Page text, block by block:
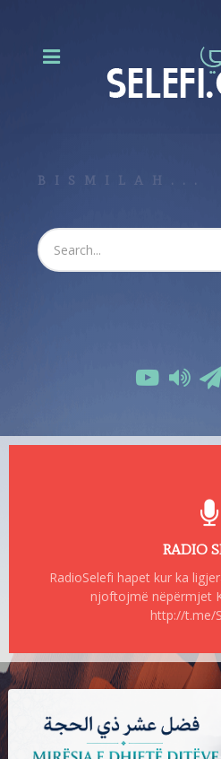
BISMILAH...
RADIO
RadioSelefi hapet kur ka
njoftojmë nëpërmjet
http://t.me/